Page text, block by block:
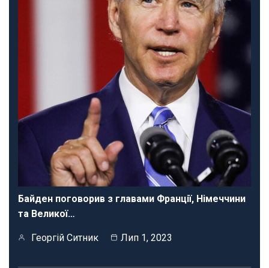
Байден поговорив з главами Франції, Німеччини
та Великої…
Георгій Ситник Лип 1, 2023